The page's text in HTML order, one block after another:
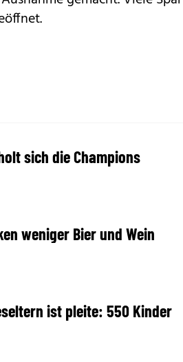
sich die Champions
weniger Bier und Wein
ist pleite: 550 Kinder